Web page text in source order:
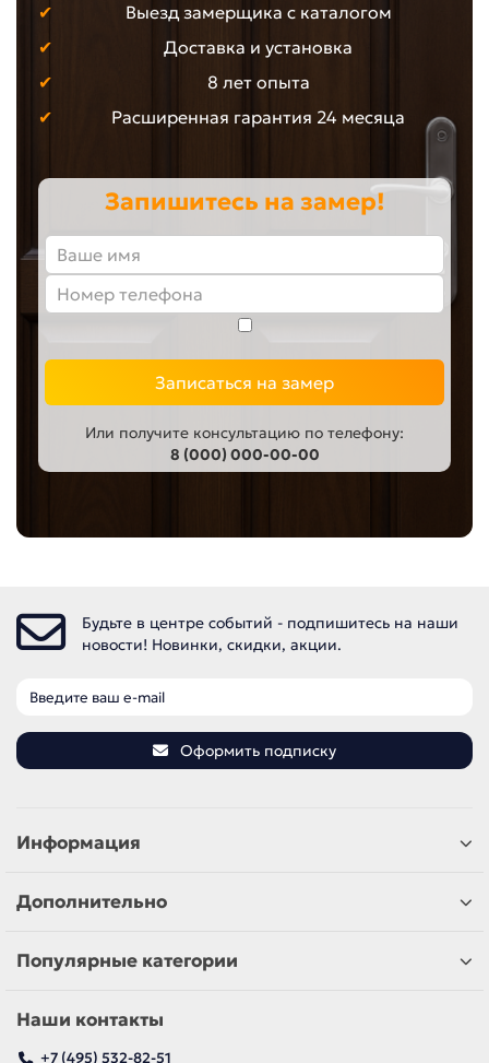
Выезд замерщика с каталогом
Доставка и установка
8 лет опыта
Расширенная гарантия 24 месяца
Запишитесь на замер!
Записаться на замер
Или получите консультацию по телефону:
8 (000) 000-00-00
Будьте в центре событий - подпишитесь на наши
новости! Новинки, скидки, акции.
Оформить подписку
Информация
Дополнительно
Популярные категории
Наши контакты
+7 (495) 532-82-51